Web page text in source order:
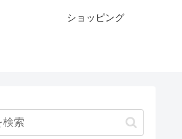
ショッピング